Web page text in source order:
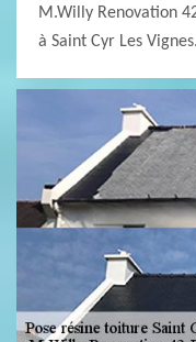
M.Willy Renovation
à Saint Cyr Les Vignes.